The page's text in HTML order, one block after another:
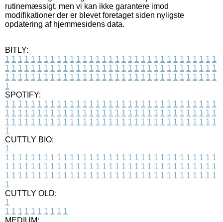
rutinemæssigt, men vi kan ikke garantere imod
modifikationer der er blevet foretaget siden nyligste
opdatering af hjemmesidens data.
BITLY:
1 1 1 1 1 1 1 1 1 1 1 1 1 1 1 1 1 1 1 1 1 1 1 1 1 1 1 1 1 1 1 1 1
1 1 1 1 1 1 1 1 1 1 1 1 1 1 1 1 1 1 1 1 1 1 1 1 1 1 1 1 1 1 1 1 1
1 1 1 1 1 1 1 1 1 1 1 1 1 1 1 1 1 1 1 1 1 1 1 1 1 1 1 1 1 1 1 1 1
1
SPOTIFY:
1 1 1 1 1 1 1 1 1 1 1 1 1 1 1 1 1 1 1 1 1 1 1 1 1 1 1 1 1 1 1 1 1
1 1 1 1 1 1 1 1 1 1 1 1 1 1 1 1 1 1 1 1 1 1 1 1 1 1 1 1 1 1 1 1 1
1 1 1 1 1 1 1 1 1 1 1 1 1 1 1 1 1 1 1 1 1 1 1 1 1 1 1 1 1 1 1 1 1
1
CUTTLY BIO:
1
1 1 1 1 1 1 1 1 1 1 1 1 1 1 1 1 1 1 1 1 1 1 1 1 1 1 1 1 1 1 1 1 1
1 1 1 1 1 1 1 1 1 1 1 1 1 1 1 1 1 1 1 1 1 1 1 1 1 1 1 1 1 1 1 1 1
1 1 1 1 1 1 1 1 1 1 1 1 1 1 1 1 1 1 1 1 1 1 1 1 1 1 1 1 1 1 1 1 1
1
CUTTLY OLD:
1
1 1 1 1 1 1 1 1 1 1
MEDIUM: